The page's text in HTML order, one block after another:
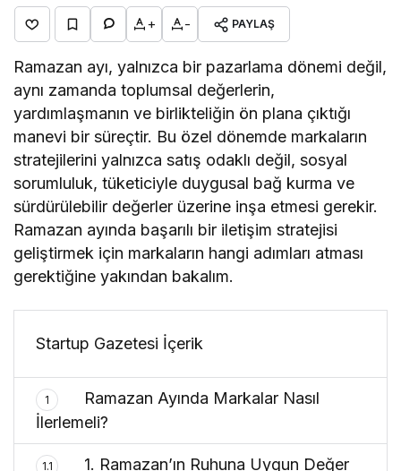
+ - PAYLAŞ
Ramazan ayı, yalnızca bir pazarlama dönemi değil,
aynı zamanda toplumsal değerlerin,
yardımlaşmanın ve birlikteliğin ön plana çıktığı
manevi bir süreçtir. Bu özel dönemde markaların
stratejilerini yalnızca satış odaklı değil, sosyal
sorumluluk, tüketiciyle duygusal bağ kurma ve
sürdürülebilir değerler üzerine inşa etmesi gerekir.
Ramazan ayında başarılı bir iletişim stratejisi
geliştirmek için markaların hangi adımları atması
gerektiğine yakından bakalım.
Startup Gazetesi İçerik
1
Ramazan Ayında Markalar Nasıl
İlerlemeli?
1.1
1. Ramazan’ın Ruhuna Uygun Değer